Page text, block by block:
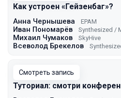
Как устроен «Гейзенбаг»?
Анна Чернышева EPAM
Иван Пономарёв Synthesized /
Михаил Чумаков SkyHive
Всеволод Брекелов
Смотреть запись
Туториал: смотри